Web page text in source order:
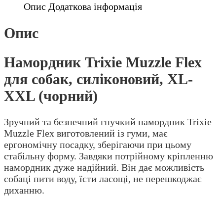
Опис Додаткова інформація
Опис
Намордник Trixie Muzzle Flex
для собак, силіконовий, XL-
XXL (чорний)
Зручний та безпечний гнучкий намордник Trixie
Muzzle Flex виготовлений із гуми, має
ергономічну посадку, зберігаючи при цьому
стабільну форму. Завдяки потрійному кріпленню
намордник дуже надійний. Він дає можливість
собаці пити воду, їсти ласощі, не перешкоджає
диханню.